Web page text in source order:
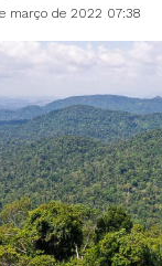
março de 2022 07:38